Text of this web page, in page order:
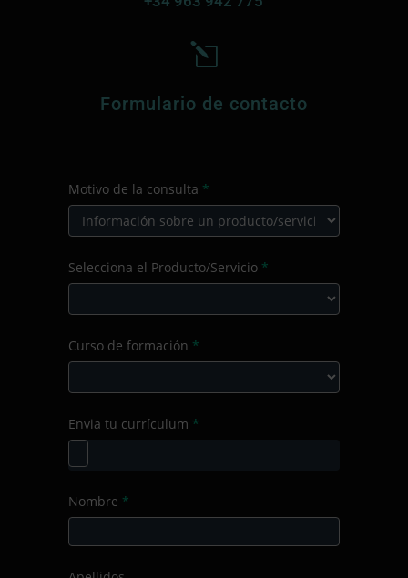
l
Formulario de contacto
CONTACTO
PRINCIPAL
Motivo de la consulta *
de
Selecciona el Producto/Servicio *
Producto/Servicio
Curso de formación *
Envia tu currículum *
Nombre *